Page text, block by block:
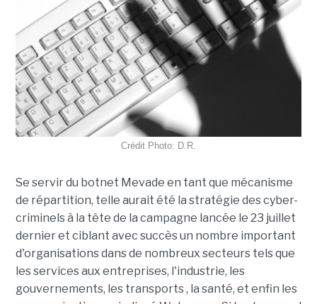
Crédit Photo: D.R.
Se servir du botnet Mevade en tant que mécanisme
de répartition, telle aurait été la stratégie des cyber-
criminels à la tête de la campagne lancée le 23 juillet
dernier et ciblant avec succès un nombre important
d'organisations dans de nombreux secteurs tels que
les services aux entreprises, l'industrie, les
gouvernements, les transports , la santé, et enfin les